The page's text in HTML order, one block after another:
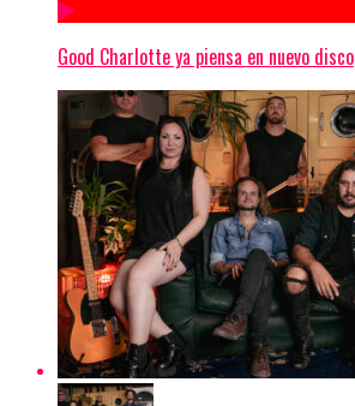
Good Charlotte ya piensa en nuevo disco